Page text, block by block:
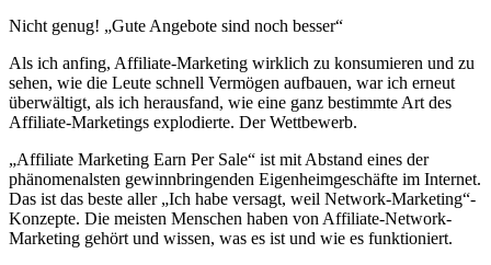
Nicht genug! „Gute Angebote sind noch besser“
Als ich anfing, Affiliate-Marketing wirklich zu konsumieren und zu
sehen, wie die Leute schnell Vermögen aufbauen, war ich erneut
überwältigt, als ich herausfand, wie eine ganz bestimmte Art des
Affiliate-Marketings explodierte. Der Wettbewerb.
„Affiliate Marketing Earn Per Sale“ ist mit Abstand eines der
phänomenalsten gewinnbringenden Eigenheimgeschäfte im Internet.
Das ist das beste aller „Ich habe versagt, weil Network-Marketing“-
Konzepte. Die meisten Menschen haben von Affiliate-Network-
Marketing gehört und wissen, was es ist und wie es funktioniert.